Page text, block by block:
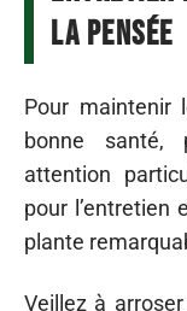
la Pensée
Pour
bonne santé,
attention
pour l’entretien
plante
Veillez à